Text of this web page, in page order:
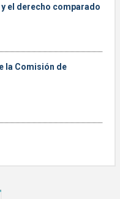
el derecho comparado
la Comisión de